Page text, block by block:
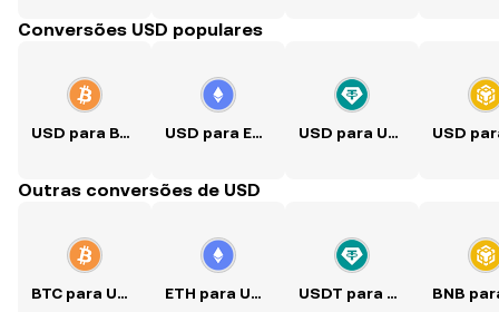
Conversões USD populares
USD para BTC USD para ETH USD para USDT
Outras conversões de USD
BTC para USD ETH para USD USDT para USD